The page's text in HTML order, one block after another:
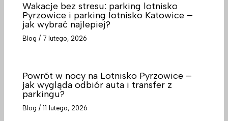
Wakacje bez stresu: parking lotnisko
Pyrzowice i parking lotnisko Katowice –
jak wybrać najlepiej?
Blog / 7 lutego, 2026
Powrót w nocy na Lotnisko Pyrzowice –
jak wygląda odbiór auta i transfer z
parkingu?
Blog /11 lutego, 2026